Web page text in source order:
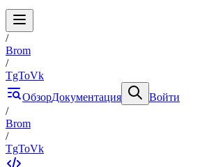
/
Brom
/
TgToVk
ОбзорДокументация
Войти
/
Brom
/
TgToVk